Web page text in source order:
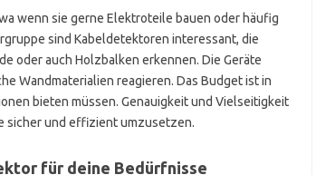
wenn sie gerne Elektroteile bauen oder häufig
sind Kabeldetektoren interessant, die
oder auch Holzbalken erkennen. Die Geräte
Wandmaterialien reagieren. Das Budget ist in
bieten müssen. Genauigkeit und Vielseitigkeit
sicher und effizient umzusetzen.
für deine Bedürfnisse